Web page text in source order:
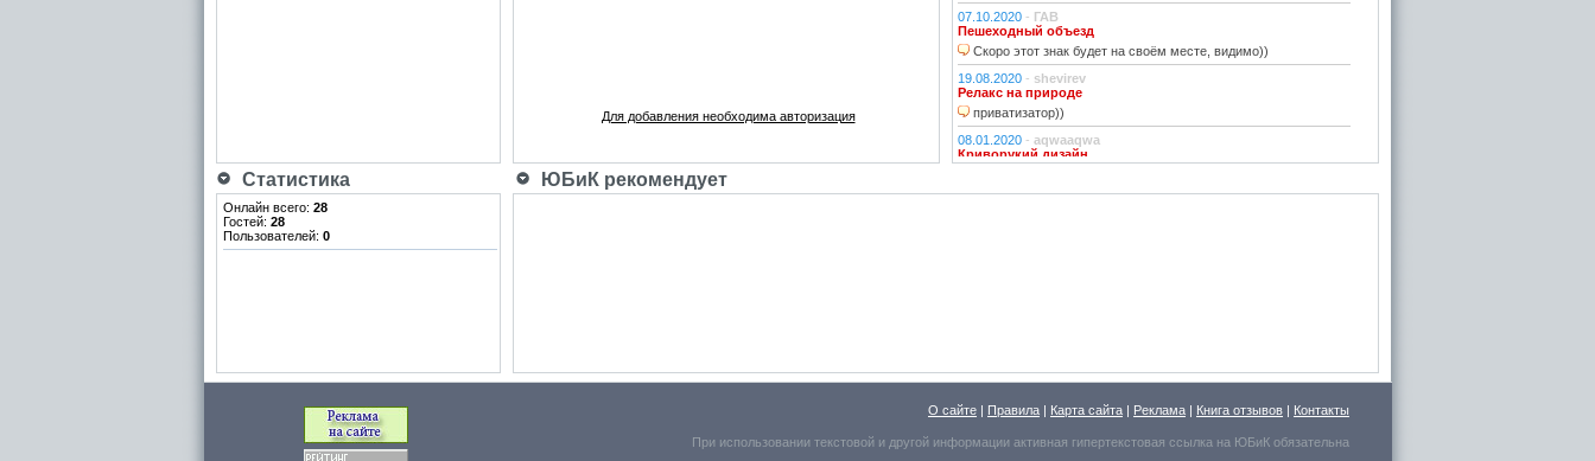
Для добавления необходима авторизация
07.10.2020 - ГАВ
Пешеходный объезд
Скоро этот знак будет на своём месте, видимо))
19.08.2020 - shevirev
Релакс на природе
приватизатор))
08.01.2020 - aqwaaqwa
Криворукий дизайн
По предпросмотру фото показалось, что это гриб в листьях
Надо же, какое место для сна выбрал.
Статистика ЮБиК рекомендует
Онлайн всего: 28
Гостей: 28
Пользователей: 0
О сайте | Правила | Карта сайта | Реклама | Книга отзывов | Контакты
При использовании текстовой и другой информации активная гипертекстовая ссылка на ЮБиК обязательна